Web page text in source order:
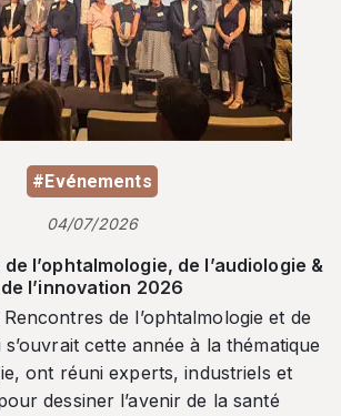
#Evénements
04/07/2026
l’ophtalmologie, de l’audiologie &
de l’innovation 2026
de l’ophtalmologie et de
s’ouvrait cette année à la thématique
ont réuni experts, industriels et
dessiner l’avenir de la santé